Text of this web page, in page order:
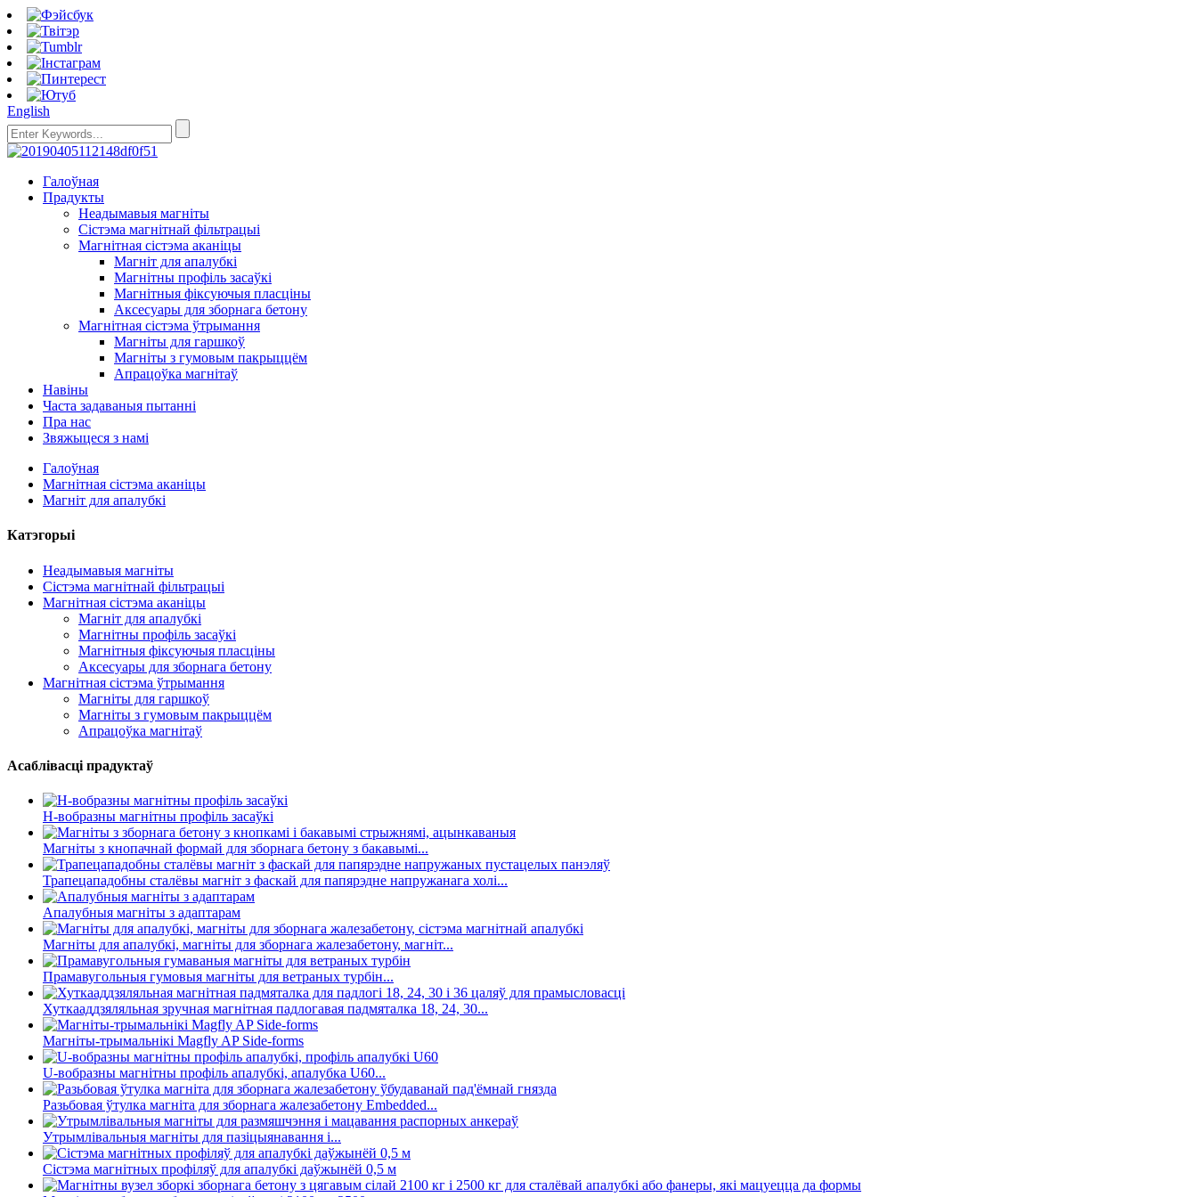
English
Галоўная
Прадукты
Неадымавыя магніты
Сістэма магнітнай фільтрацыі
Магнітная сістэма аканіцы
Магніт для апалубкі
Магнітны профіль засаўкі
Магнітныя фіксуючыя пласціны
Аксесуары для зборнага бетону
Магнітная сістэма ўтрымання
Магніты для гаршкоў
Магніты з гумовым пакрыццём
Апрацоўка магнітаў
Навіны
Часта задаваныя пытанні
Пра нас
Звяжыцеся з намі
Галоўная
Магнітная сістэма аканіцы
Магніт для апалубкі
Катэгорыі
Неадымавыя магніты
Сістэма магнітнай фільтрацыі
Магнітная сістэма аканіцы
Магніт для апалубкі
Магнітны профіль засаўкі
Магнітныя фіксуючыя пласціны
Аксесуары для зборнага бетону
Магнітная сістэма ўтрымання
Магніты для гаршкоў
Магніты з гумовым пакрыццём
Апрацоўка магнітаў
Асаблівасці прадуктаў
H-вобразны магнітны профіль засаўкі
Магніты з кнопачнай формай для зборнага бетону з бакавымі...
Трапецападобны сталёвы магніт з фаскай для папярэдне напружанага холі...
Апалубныя магніты з адаптарам
Магніты для апалубкі, магніты для зборнага жалезабетону, магніт...
Прамавугольныя гумовыя магніты для ветраных турбін...
Хуткааддзяляльная зручная магнітная падлогавая падмяталка 18, 24, 30...
Магніты-трымальнікі Magfly AP Side-forms
U-вобразны магнітны профіль апалубкі, апалубка U60...
Разьбовая ўтулка магніта для зборнага жалезабетону Embedded...
Утрымлівальныя магніты для пазіцыянавання і...
Сістэма магнітных профіляў для апалубкі даўжынёй 0,5 м